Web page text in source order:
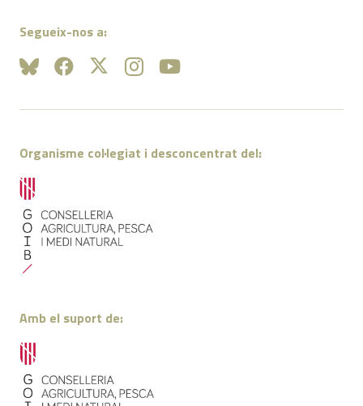
Segueix-nos a:
Organisme col·legiat i desconcentrat del:
Amb el suport de: